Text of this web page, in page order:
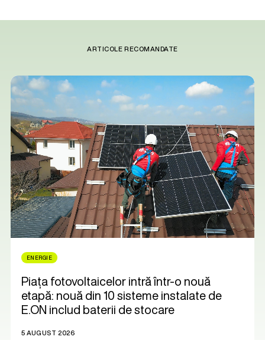
ARTICOLE RECOMANDATE
ENERGIE
Piața fotovoltaicelor intră într-o nouă
etapă: nouă din 10 sisteme instalate de
E.ON includ baterii de stocare
5 AUGUST 2026